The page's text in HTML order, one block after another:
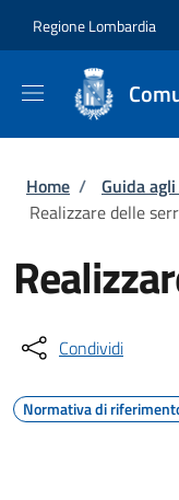
Regione Lombardia
Briciole
Home / Guida
Realizzare delle
Condividi
Normativa di